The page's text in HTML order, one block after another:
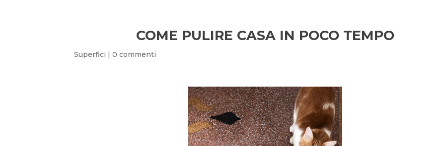
COME PULIRE CASA IN POCO TEMPO
Superfici |0 commenti